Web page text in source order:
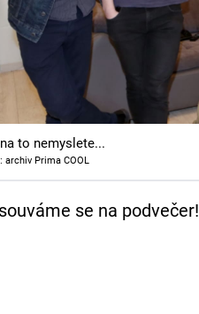
to nemyslete...
archiv Prima COOL
se na podvečer!